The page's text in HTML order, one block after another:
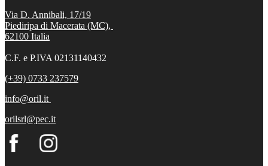
Via D. Annibali, 17/19
Piediripa di Macerata (MC),
62100 Italia
C.F. e P.IVA 02131140432
(+39) 0733 237579
info@oril.it
orilsrl@pec.it